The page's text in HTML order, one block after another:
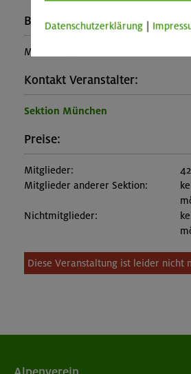
Buchungscode:
MUC-26-0521
Kontakt Veranstalter:
Sektion München
Preise:
Mitglieder:
Mitglieder anderer Sektion:
Nichtmitglieder:
Diese Veranstaltung ist leider nicht
Datenschutzerklärung